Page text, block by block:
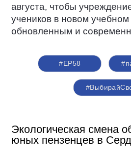
августа, чтобы
учеников в новом учебном
обновленным и
#ЕР58
Экологическая смена
юных пензенцев в